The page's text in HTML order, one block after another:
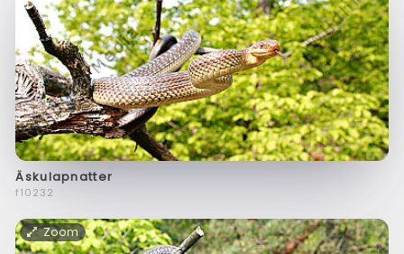
Äskulapnatter
f10232
Zoom